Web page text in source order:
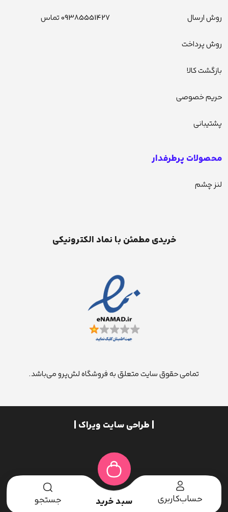
روش ارسال
روش پرداخت
بازگشت کالا
حریم خصوصی
پشتیبانی
09385551427 تماس
محصولات پرطرفدار
لنز چشم
خریدی مطمئن با نماد الکترونیکی
تمامی حقوق سایت متعلق به فروشگاه لش‌پرو می‌باشد.
| طراحی سایت ویراک |
حساب‌کاربری سبد خرید جستجو